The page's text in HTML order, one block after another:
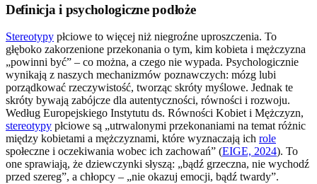
Definicja i psychologiczne podłoże
Stereotypy płciowe to więcej niż niegroźne uproszczenia. To
głęboko zakorzenione przekonania o tym, kim kobieta i mężczyzna
„powinni być” – co można, a czego nie wypada. Psychologicznie
wynikają z naszych mechanizmów poznawczych: mózg lubi
porządkować rzeczywistość, tworząc skróty myślowe. Jednak te
skróty bywają zabójcze dla autentyczności, równości i rozwoju.
Według Europejskiego Instytutu ds. Równości Kobiet i Mężczyzn,
stereotypy płciowe są „utrwalonymi przekonaniami na temat różnic
między kobietami a mężczyznami, które wyznaczają ich role
społeczne i oczekiwania wobec ich zachowań” (EIGE, 2024). To
one sprawiają, że dziewczynki słyszą: „bądź grzeczna, nie wychodź
przed szereg”, a chłopcy – „nie okazuj emocji, bądź twardy”.